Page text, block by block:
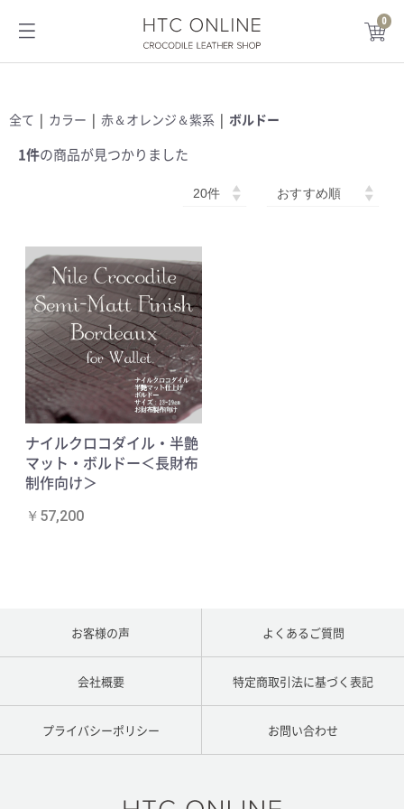
HTC ONLINE
0
全て | カラー | 赤＆オレンジ＆紫系 | ボルドー
1件の商品が見つかりました
ナイルクロコダイル・半艶
マット・ボルドー＜長財布
制作向け＞
￥57,200
お客様の声 よくあるご質問
会社概要 特定商取引法に基づく表記
プライバシーポリシー お問い合わせ